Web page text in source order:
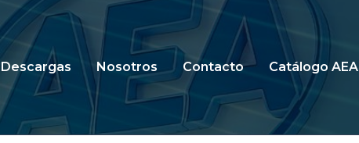
Descargas Nosotros Contacto Catálogo AEA